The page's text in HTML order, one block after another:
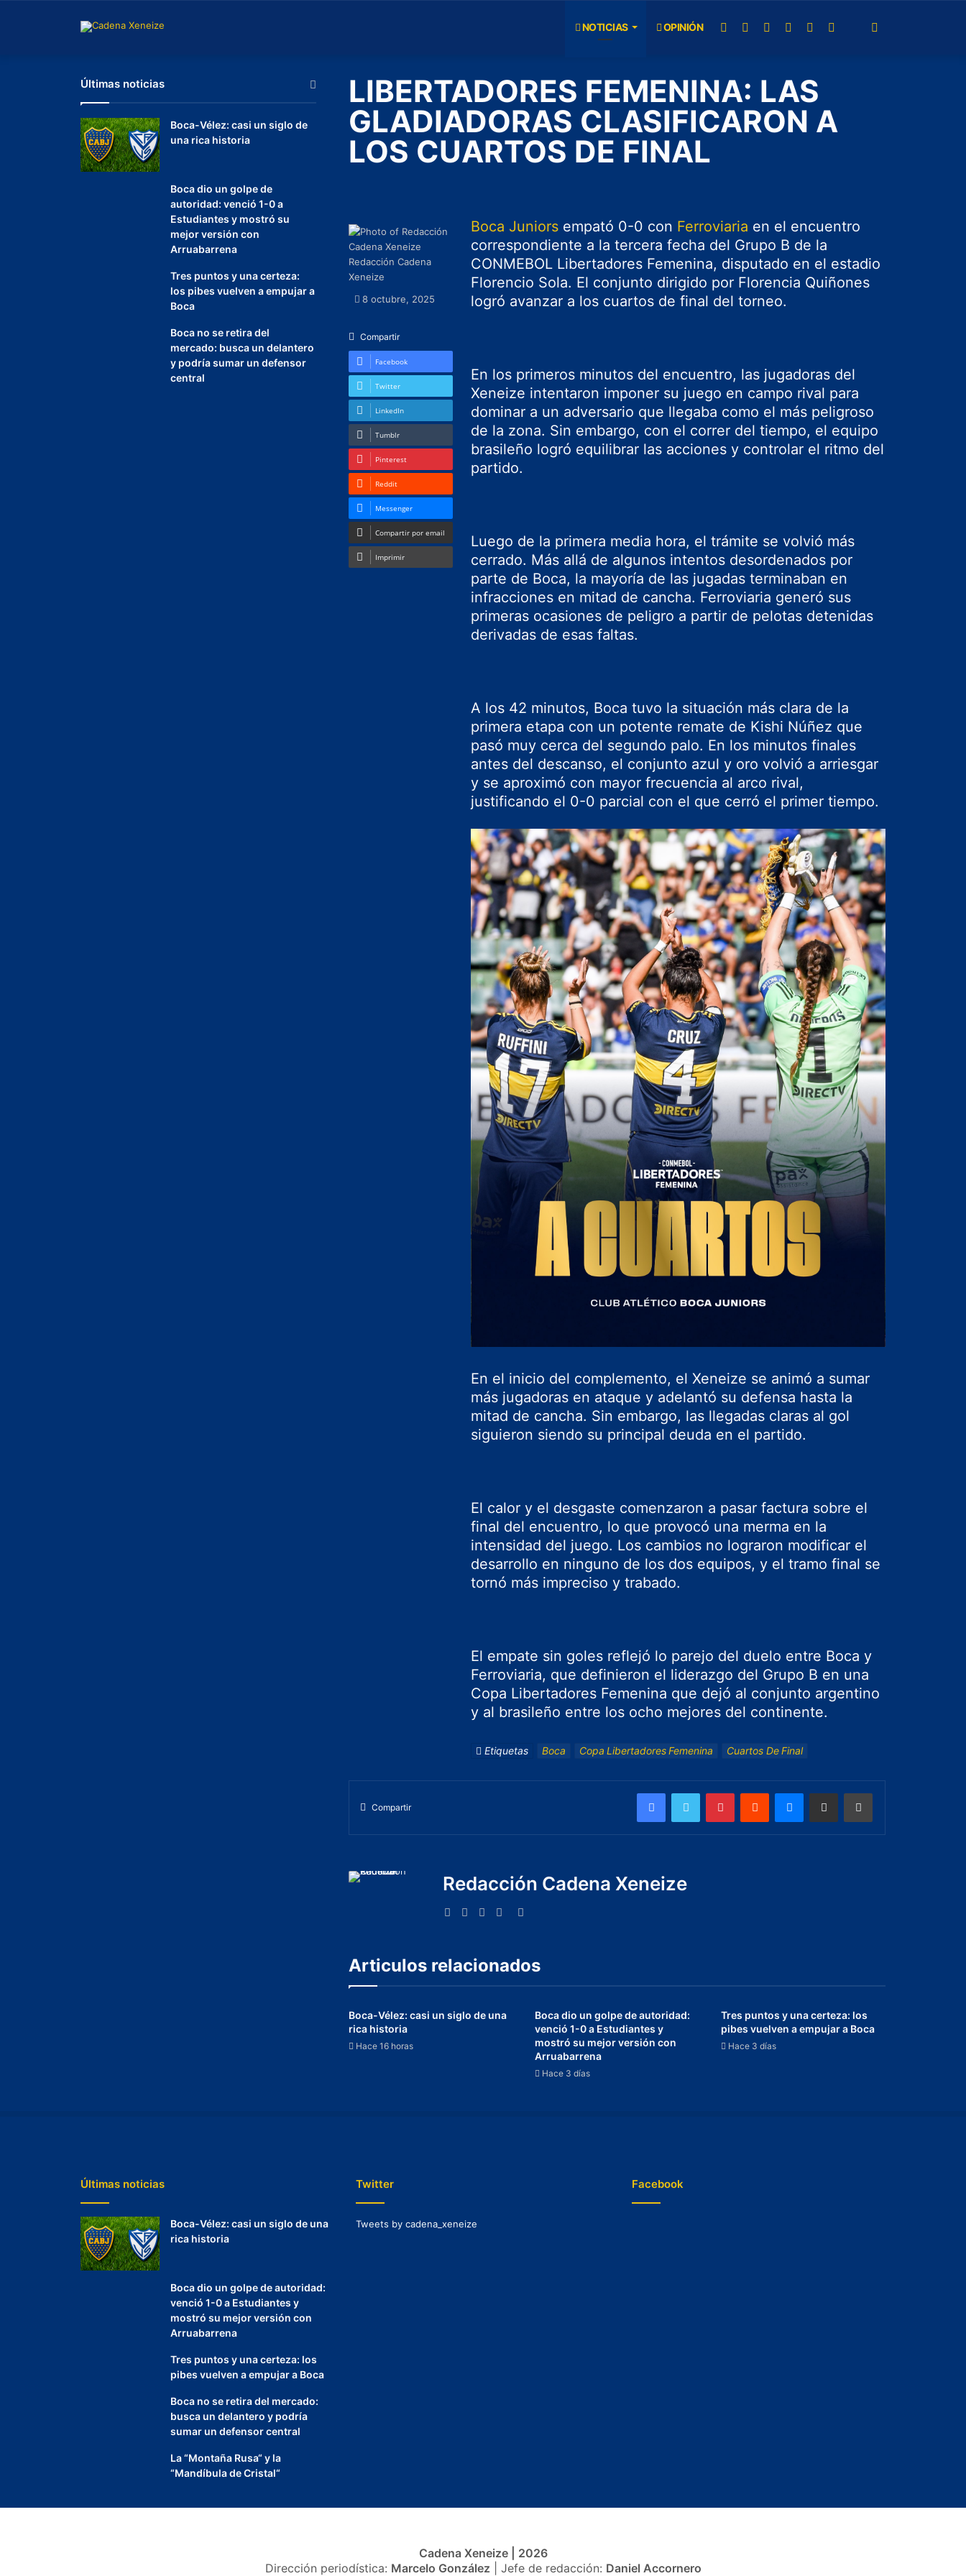
NOTICIAS OPINIÓN
LIBERTADORES FEMENINA: LAS
GLADIADORAS CLASIFICARON A
LOS CUARTOS DE FINAL
Boca Juniors empató 0-0 con Ferroviaria en el encuentro
correspondiente a la tercera fecha del Grupo B de la
CONMEBOL Libertadores Femenina, disputado en el estadio
Florencio Sola. El conjunto dirigido por Florencia Quiñones
logró avanzar a los cuartos de final del torneo.
En los primeros minutos del encuentro, las jugadoras del
Xeneize intentaron imponer su juego en campo rival para
dominar a un adversario que llegaba como el más peligroso
de la zona. Sin embargo, con el correr del tiempo, el equipo
brasileño logró equilibrar las acciones y controlar el ritmo del
partido.
Luego de la primera media hora, el trámite se volvió más
cerrado. Más allá de algunos intentos desordenados por
parte de Boca, la mayoría de las jugadas terminaban en
infracciones en mitad de cancha. Ferroviaria generó sus
primeras ocasiones de peligro a partir de pelotas detenidas
derivadas de esas faltas.
A los 42 minutos, Boca tuvo la situación más clara de la
primera etapa con un potente remate de Kishi Núñez que
pasó muy cerca del segundo palo. En los minutos finales
antes del descanso, el conjunto azul y oro volvió a arriesgar
y se aproximó con mayor frecuencia al arco rival,
justificando el 0-0 parcial con el que cerró el primer tiempo.
En el inicio del complemento, el Xeneize se animó a sumar
más jugadoras en ataque y adelantó su defensa hasta la
mitad de cancha. Sin embargo, las llegadas claras al gol
siguieron siendo su principal deuda en el partido.
El calor y el desgaste comenzaron a pasar factura sobre el
final del encuentro, lo que provocó una merma en la
intensidad del juego. Los cambios no lograron modificar el
desarrollo en ninguno de los dos equipos, y el tramo final se
tornó más impreciso y trabado.
El empate sin goles reflejó lo parejo del duelo entre Boca y
Ferroviaria, que definieron el liderazgo del Grupo B en una
Copa Libertadores Femenina que dejó al conjunto argentino
y al brasileño entre los ocho mejores del continente.
Etiquetas Boca Copa Libertadores Femenina Cuartos De Final
Redacción Cadena
Xeneize
8 octubre, 2025
Compartir
Facebook
Twitter
LinkedIn
Tumblr
Pinterest
Reddit
Messenger
Compartir por email
Imprimir
Compartir
Redacción Cadena Xeneize
Articulos relacionados
Boca-Vélez: casi un siglo de una
rica historia
Hace 16 horas
Boca dio un golpe de autoridad:
venció 1-0 a Estudiantes y
mostró su mejor versión con
Arruabarrena
Hace 3 días
Tres puntos y una certeza: los
pibes vuelven a empujar a Boca
Hace 3 días
Últimas noticias
Boca-Vélez: casi un siglo de
una rica historia
Boca dio un golpe de
autoridad: venció 1-0 a
Estudiantes y mostró su
mejor versión con
Arruabarrena
Tres puntos y una certeza:
los pibes vuelven a empujar a
Boca
Boca no se retira del
mercado: busca un delantero
y podría sumar un defensor
central
Últimas noticias
Boca-Vélez: casi un siglo de una
rica historia
Boca dio un golpe de autoridad:
venció 1-0 a Estudiantes y
mostró su mejor versión con
Arruabarrena
Tres puntos y una certeza: los
pibes vuelven a empujar a Boca
Boca no se retira del mercado:
busca un delantero y podría
sumar un defensor central
La “Montaña Rusa“ y la
“Mandíbula de Cristal“
Twitter
Tweets by cadena_xeneize
Facebook
Cadena Xeneize | 2026
Dirección periodística: Marcelo González | Jefe de redacción: Daniel Accornero